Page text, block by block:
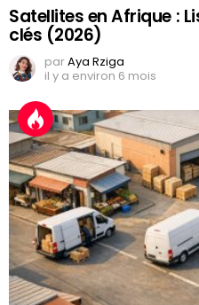
Satellites en Afrique :
clés (2026)
parAya Rziga
il y a environ 6 mois